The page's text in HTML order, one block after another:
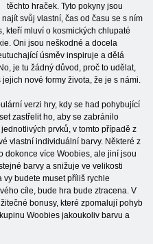
těchto hraček. Tyto pokyny jsou
svůj vlastní, čas od času se s ním
kteří mluví o kosmických chlupaté
Oni jsou neškodné a docela
úsměv inspiruje a dělá
je tu žádný důvod, proč to udělat,
nové formy života, že je s námi.
verzi hry, kdy se had pohybující
zastřelit ho, aby se zabránilo
prvků, v tomto případě z
vlastní individuální barvy. Některé z
dokonce více Woobies, ale jiní jsou
barvy a snižuje ve velikosti
vy budete muset příliš rychle
cíle, bude hra bude ztracena. V
bonusy, které zpomalují pohyb
Woobies jakoukoliv barvu a